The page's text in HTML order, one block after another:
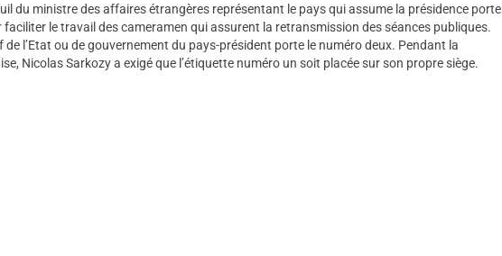
du ministre des affaires étrangères représentant le pays qui assume la présidence porte
faciliter le travail des cameramen qui assurent la retransmission des séances publiques.
de l’Etat ou de gouvernement du pays-président porte le numéro deux. Pendant la
Nicolas Sarkozy a exigé que l’étiquette numéro un soit placée sur son propre siège.